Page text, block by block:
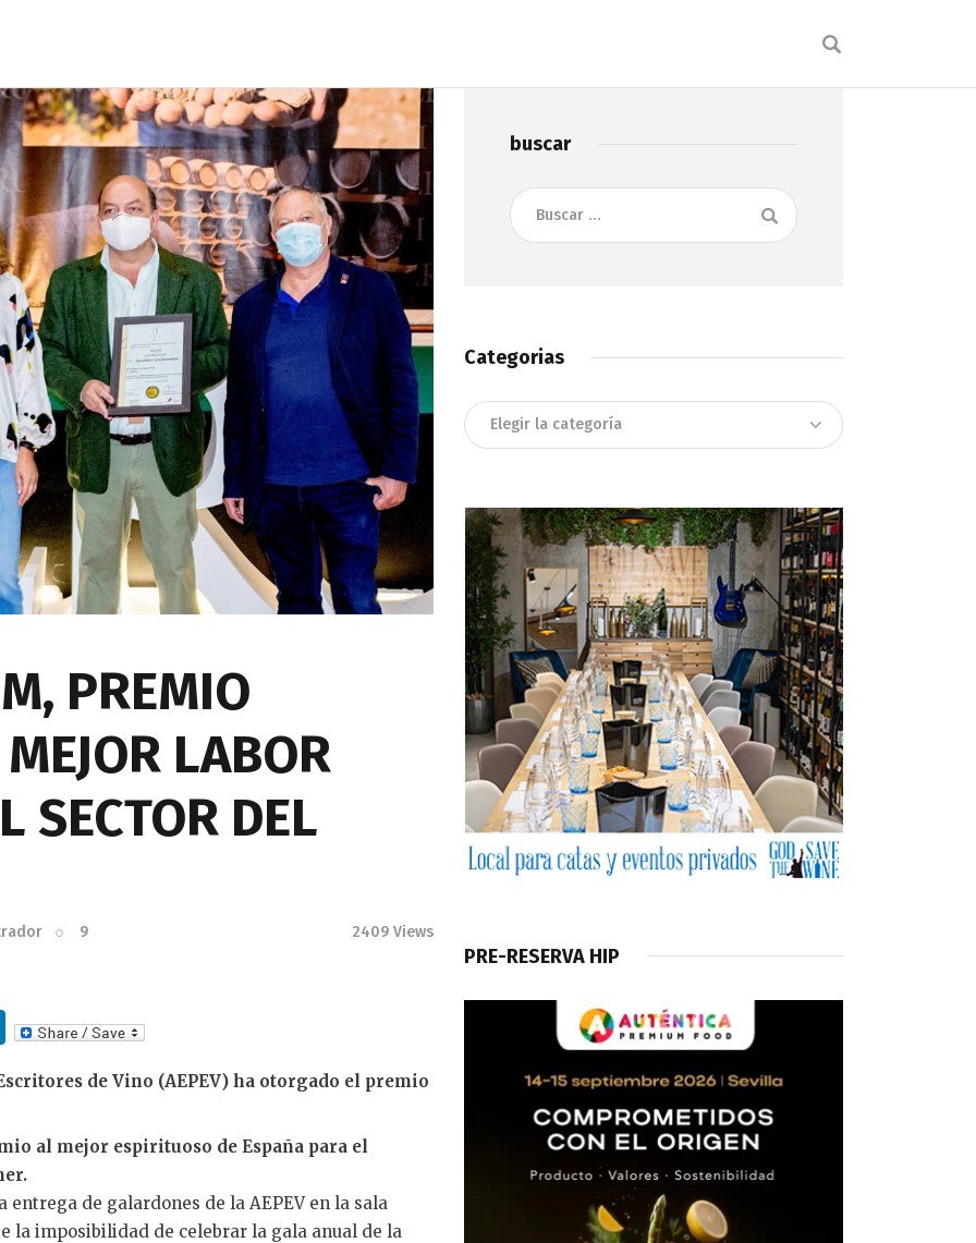
PREMIO
LABOR
SECTOR DEL
9 2409 Views
Li
k
e
dI
n
de Vino (AEPEV) ha otorgado el premio
al mejor espirituoso de España para el
de galardones de la AEPEV en la sala
la imposibilidad de celebrar la gala anual de la
buscar
Buscar:
Categorias
Categorias
PRE-RESERVA HIP